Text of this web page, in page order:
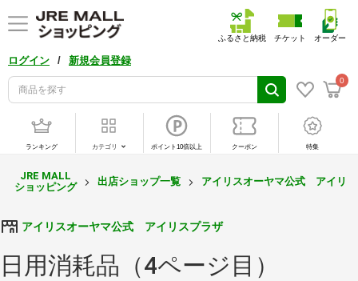
ログイン / 新規会員登録
0
ふるさと納税 チケット オーダー
ランキング カテゴリ ポイント10倍以上 クーポン 特集
JRE MALL
ショッピング
出店ショップ一覧 アイリスオーヤマ公式 アイリ
アイリスオーヤマ公式 アイリスプラザ
日用消耗品（4ページ目）